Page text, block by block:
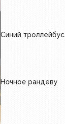
Синий троллейбус
Ночное рандеву